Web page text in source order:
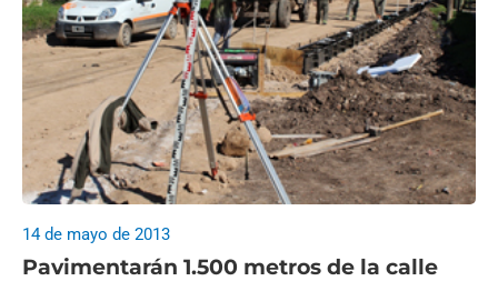
Pavimentarán 1.500 metros de la calle
14 de mayo de 2013